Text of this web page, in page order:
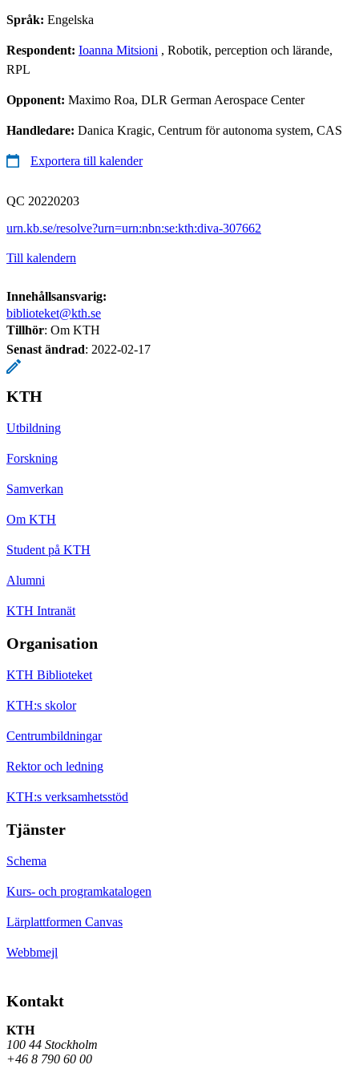
Språk: Engelska
Respondent: Ioanna Mitsioni , Robotik, perception och lärande,
RPL
Opponent: Maximo Roa, DLR German Aerospace Center
Handledare: Danica Kragic, Centrum för autonoma system, CAS
Exportera till kalender
QC 20220203
urn.kb.se/resolve?urn=urn:nbn:se:kth:diva-307662
Till kalendern
Innehållsansvarig:
biblioteket@kth.se
Tillhör: Om KTH
Senast ändrad: 2022-02-17
KTH
Utbildning
Forskning
Samverkan
Om KTH
Student på KTH
Alumni
KTH Intranät
Organisation
KTH Biblioteket
KTH:s skolor
Centrumbildningar
Rektor och ledning
KTH:s verksamhetsstöd
Tjänster
Schema
Kurs- och programkatalogen
Lärplattformen Canvas
Webbmejl
Kontakt
KTH
100 44 Stockholm
+46 8 790 60 00